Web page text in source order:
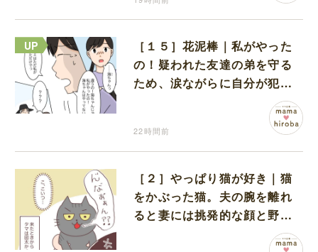
［１５］花泥棒｜私がやった
の！疑われた友達の弟を守る
ため、涙ながらに自分が犯人
22時間前
［２］やっぱり猫が好き｜猫
をかぶった猫。夫の腕を離れ
ると妻には挑発的な顔と野太